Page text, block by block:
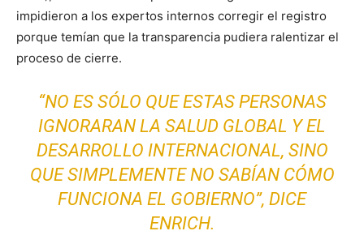
impidieron a los expertos internos corregir el registro
porque temían que la transparencia pudiera ralentizar el
proceso de cierre.
“NO ES SÓLO QUE ESTAS PERSONAS
IGNORARAN LA SALUD GLOBAL Y EL
DESARROLLO INTERNACIONAL, SINO
QUE SIMPLEMENTE NO SABÍAN CÓMO
FUNCIONA EL GOBIERNO”, DICE
ENRICH.